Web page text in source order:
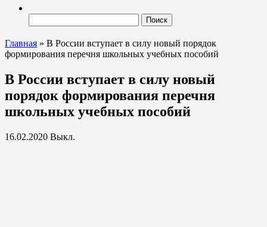
Главная » В России вступает в силу новый порядок
формирования перечня школьных учебных пособий
В России вступает в силу новый
порядок формирования перечня
школьных учебных пособий
16.02.2020 Выкл.